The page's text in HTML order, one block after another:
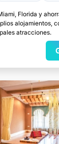
Florida y
alojamientos,
atracciones.